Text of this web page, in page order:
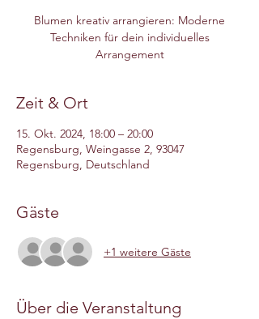
Blumen kreativ arrangieren: Moderne
Techniken für dein individuelles
Arrangement
Zeit & Ort
15. Okt. 2024, 18:00 – 20:00
Regensburg, Weingasse 2, 93047
Regensburg, Deutschland
Gäste
+1 weitere Gäste
Über die Veranstaltung